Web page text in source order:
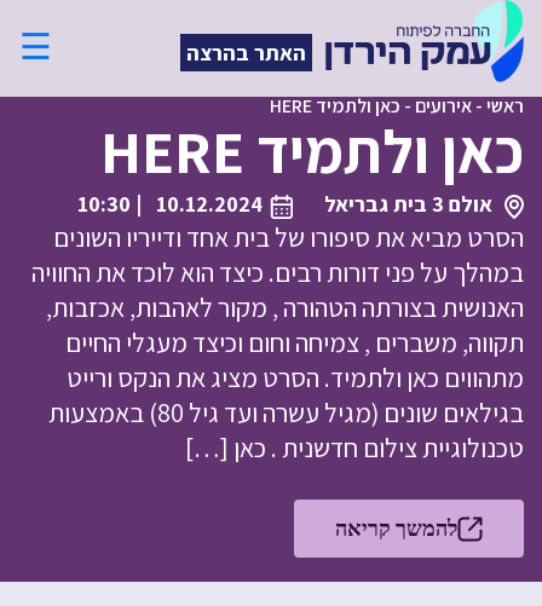
האתר בהרצה ☰
ראשי-אירועים - כאן ולתמיד HERE
כאן ולתמיד HERE
אולם 3 בית גבריאל 10.12.2024
| 10:30
הסרט מביא את סיפורו של בית אחד ודייריו השונים
במהלך על פני דורות רבים. כיצד הוא לוכד את החוויה
האנושית בצורתה הטהורה , מקור לאהבות, אכזבות,
תקווה, משברים , צמיחה וחום וכיצד מעגלי החיים
מתהווים כאן ולתמיד. הסרט מציג את הנקס ורייט
בגילאים שונים (מגיל עשרה ועד גיל 80) באמצעות
טכנולוגיית צילום חדשנית . כאן […]
להמשך קריאה